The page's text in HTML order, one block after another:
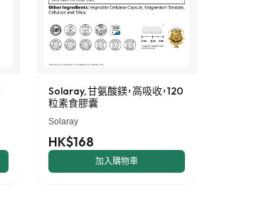
Solaray, 甘氨酸鎂，高吸收，120
粒素食膠囊
Solaray
HK$168
加入購物車